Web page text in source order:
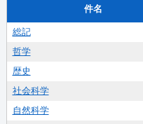
件名
総記
哲学
歴史
社会科学
自然科学